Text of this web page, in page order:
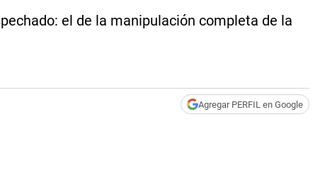
el de la manipulación completa de la
Agregar PERFIL en Google